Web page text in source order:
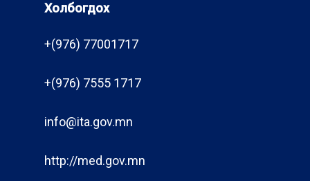
Холбогдох
+(976) 77001717
+(976) 7555 1717
info@ita.gov.mn
http://med.gov.mn